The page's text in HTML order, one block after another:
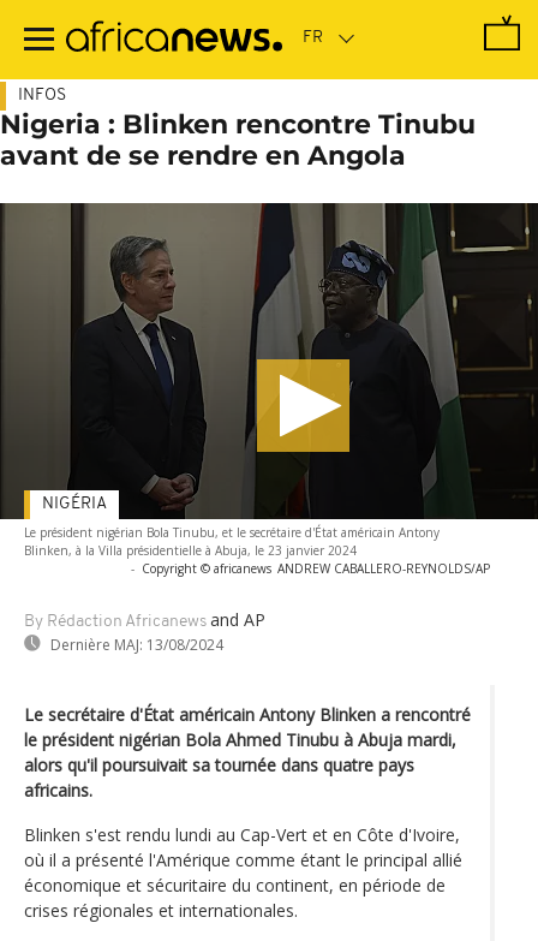
contenu
INFOS
Nigeria : Blinken rencontre Tinubu
avant de se rendre en Angola
Le président nigérian Bola Tinubu, et le secrétaire d'État américain Antony
Blinken, à la Villa présidentielle à Abuja, le 23 janvier 2024
- Copyright © africanews ANDREW CABALLERO-REYNOLDS/AP
By Rédaction Africanews and AP
Dernière MAJ: 13/08/2024
NIGÉRIA
Le secrétaire d'État américain Antony Blinken a rencontré
le président nigérian Bola Ahmed Tinubu à Abuja mardi,
alors qu'il poursuivait sa tournée dans quatre pays
africains.
Blinken s'est rendu lundi au Cap-Vert et en Côte d'Ivoire,
où il a présenté l'Amérique comme étant le principal allié
économique et sécuritaire du continent, en période de
crises régionales et internationales.